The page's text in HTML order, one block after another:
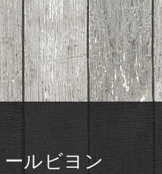
ルビヨン